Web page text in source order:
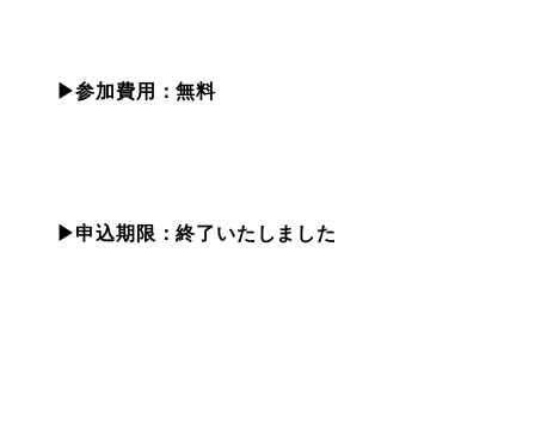
▶参加費用：無料
▶申込期限：終了いたしました